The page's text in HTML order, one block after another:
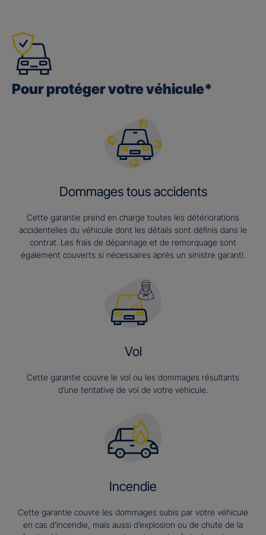
Pour protéger votre véhicule*
Dommages tous accidents
Cette garantie prend en charge toutes les détériorations
accidentelles du véhicule dont les détails sont définis dans le
contrat. Les frais de dépannage et de remorquage sont
également couverts si nécessaires après un sinistre garanti.
Vol
Cette garantie couvre le vol ou les dommages résultants
d’une tentative de vol de votre véhicule.
Incendie
Cette garantie couvre les dommages subis par votre véhicule
en cas d’incendie, mais aussi d’explosion ou de chute de la